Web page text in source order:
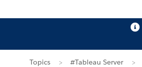
Topics #Tableau Server